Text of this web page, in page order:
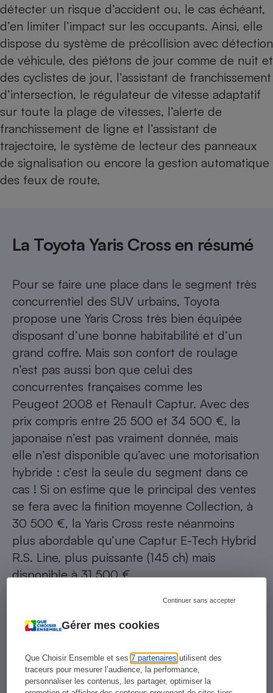
Gérer mes cookies
Que Choisir Ensemble et ses7 partenaires utilisent des
traceurs pour mesurer l’audience, la performance,
personnaliser les contenus, les partager, optimiser la
Continuer sans accepter
détecter un risque d’accident ou, le cas échéant,
d’en limiter l’impact sur les occupants. Ainsi, elle
dispose du système de précollision avec détection
de véhicule, des piétons de jour comme de nuit et
des cyclistes de jour, l’assistant de franchissement
d’intersection, le régulateur de vitesse adaptatif
sur toute la plage de vitesses, l’alerte de
franchissement de ligne et l’assistant de
trajectoire, le système de lecteur des panneaux
de signalisation ou encore la gestion automatique
des feux de route.
La Toyota Yaris Cross en résumé
Pour se faire une place dans le segment très
concurrentiel des SUV urbains, Toyota
propose une Yaris Cross très bien équipée
disposant d’une bonne habitabilité et d’un
grand coffre. Mais son confort de roulage
n’est pas aussi bon que celui des
concurrentes françaises comme les
Peugeot 2008 et Renault Captur. Avec des
prix compris entre 25 500 et 34 500 €, la
japonaise n’est pas vraiment donnée, mais
elle n’est disponible qu’avec une motorisation
hybride : c’est la seule du segment dans ce
cas ! Si on estime que le principal des ventes
se fera avec la finition moyenne Collection, à
30 500 €, la Yaris Cross reste néanmoins
plus abordable qu’une Captur E-Tech Hybrid
R.S. Line, plus puissante (145 ch) mais
disponible à 31 500 €.